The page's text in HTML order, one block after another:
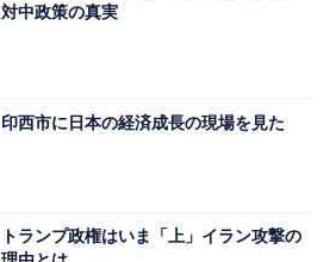
対中政策の真実
印西市に日本の経済成長の現場を見た
トランプ政権はいま「上」イラン攻撃の